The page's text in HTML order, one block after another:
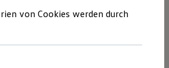
ID Vorteile
von Cookies werden durch